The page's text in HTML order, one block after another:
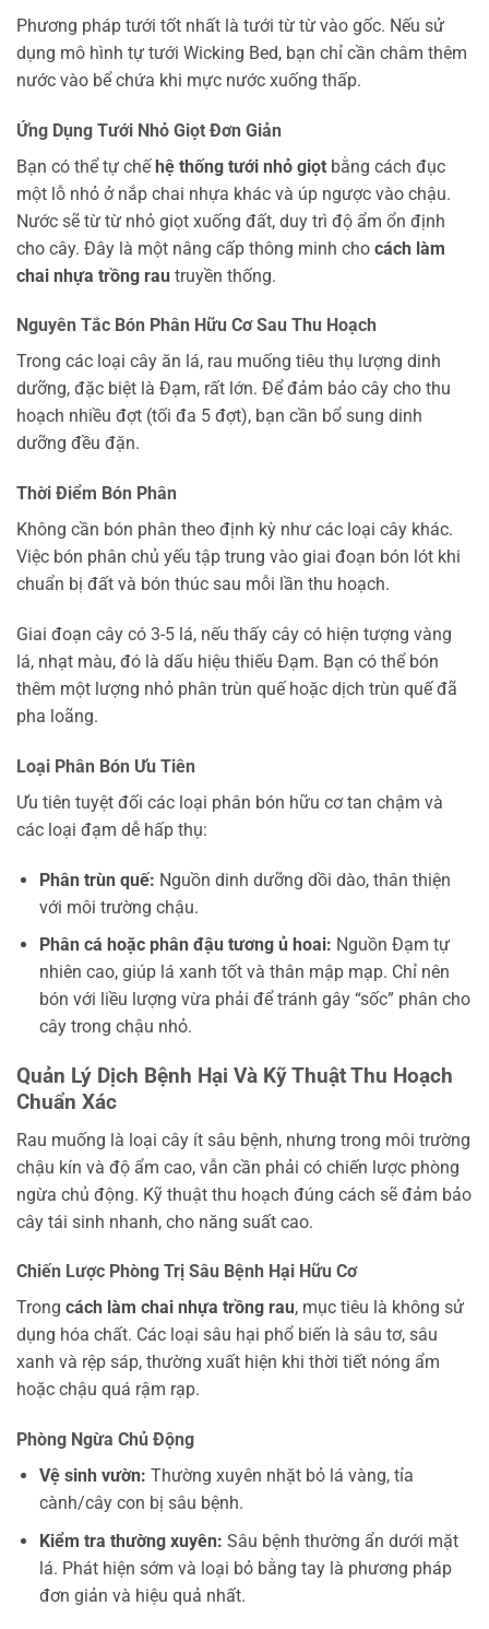
Phương pháp tưới tốt nhất là tưới từ từ vào gốc. Nếu sử
dụng mô hình tự tưới Wicking Bed, bạn chỉ cần châm thêm
nước vào bể chứa khi mực nước xuống thấp.
Ứng Dụng Tưới Nhỏ Giọt Đơn Giản
Bạn có thể tự chếhệ thống tưới nhỏ giọt bằng cách đục
một lỗ nhỏ ở nắp chai nhựa khác và úp ngược vào chậu.
Nước sẽ từ từ nhỏ giọt xuống đất, duy trì độ ẩm ổn định
cho cây. Đây là một nâng cấp thông minh cho cách làm
chai nhựa trồng rau truyền thống.
Nguyên Tắc Bón Phân Hữu Cơ Sau Thu Hoạch
Trong các loại cây ăn lá, rau muống tiêu thụ lượng dinh
dưỡng, đặc biệt là Đạm, rất lớn. Để đảm bảo cây cho thu
hoạch nhiều đợt (tối đa 5 đợt), bạn cần bổ sung dinh
dưỡng đều đặn.
Thời Điểm Bón Phân
Không cần bón phân theo định kỳ như các loại cây khác.
Việc bón phân chủ yếu tập trung vào giai đoạn bón lót khi
chuẩn bị đất và bón thúc sau mỗi lần thu hoạch.
Giai đoạn cây có 3-5 lá, nếu thấy cây có hiện tượng vàng
lá, nhạt màu, đó là dấu hiệu thiếu Đạm. Bạn có thể bón
thêm một lượng nhỏ phân trùn quế hoặc dịch trùn quế đã
pha loãng.
Loại Phân Bón Ưu Tiên
Ưu tiên tuyệt đối các loại phân bón hữu cơ tan chậm và
các loại đạm dễ hấp thụ:
Phân trùn quế: Nguồn dinh dưỡng dồi dào, thân thiện
với môi trường chậu.
Phân cá hoặc phân đậu tương ủ hoai: Nguồn Đạm tự
nhiên cao, giúp lá xanh tốt và thân mập mạp. Chỉ nên
bón với liều lượng vừa phải để tránh gây “sốc” phân cho
cây trong chậu nhỏ.
Quản Lý Dịch Bệnh Hại Và Kỹ Thuật Thu Hoạch
Chuẩn Xác
Rau muống là loại cây ít sâu bệnh, nhưng trong môi trường
chậu kín và độ ẩm cao, vẫn cần phải có chiến lược phòng
ngừa chủ động. Kỹ thuật thu hoạch đúng cách sẽ đảm bảo
cây tái sinh nhanh, cho năng suất cao.
Chiến Lược Phòng Trị Sâu Bệnh Hại Hữu Cơ
Trong cách làm chai nhựa trồng rau, mục tiêu là không sử
dụng hóa chất. Các loại sâu hại phổ biến là sâu tơ, sâu
xanh và rệp sáp, thường xuất hiện khi thời tiết nóng ẩm
hoặc chậu quá rậm rạp.
Phòng Ngừa Chủ Động
Vệ sinh vườn: Thường xuyên nhặt bỏ lá vàng, tỉa
cành/cây con bị sâu bệnh.
Kiểm tra thường xuyên: Sâu bệnh thường ẩn dưới mặt
lá. Phát hiện sớm và loại bỏ bằng tay là phương pháp
đơn giản và hiệu quả nhất.